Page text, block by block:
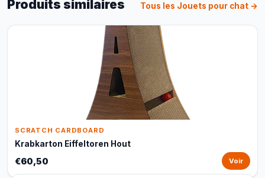
Produits similaires Tous les Jouets pour chat →
SCRATCH CARDBOARD
Krabkarton Eiffeltoren Hout
€60,50 Voir